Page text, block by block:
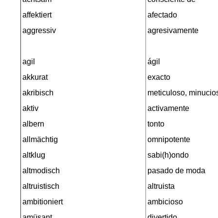
affektiert
aggressiv
agil
akkurat
akribisch
aktiv
albern
allmächtig
altklug
altmodisch
altruistisch
ambitioniert
afectado
agresivamente
ágil
exacto
meticuloso,
activamente
tonto
omnipotente
sabi(h)ondo
pasado de moda
altruista
ambicioso